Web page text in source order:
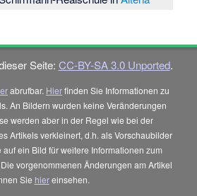
Seite: CC-BY-SA 3.0 Unported.
abrufbar. Hierfinden Sie Informationen zu
An Bildern wurden keine Veränderungen
werden aber in der Regel wie bei der
Artikels verkleinert, d.h. als Vorschaubilder
ein Bild für weitere Informationen zum
vorgenommenen Änderungen am Artikel
Sie hiereinsehen.